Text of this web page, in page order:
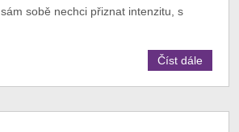
sobě nechci přiznat intenzitu, s
Číst dále